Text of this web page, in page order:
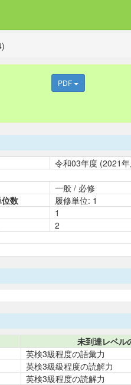
PDF
令和03年度 (2021
一般 / 必修
数
履修単位: 1
1
2
未到達レベル
英検3級程度の語彙力
英検3級級程度の読解力
英検3級程度の読解力